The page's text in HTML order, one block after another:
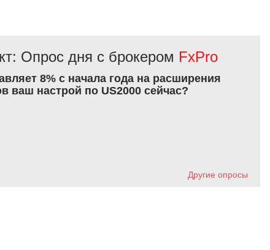
Опрос дня с брокером FxPro
8% с начала года на расширения
ваш настрой по US2000 сейчас?
Другие опросы